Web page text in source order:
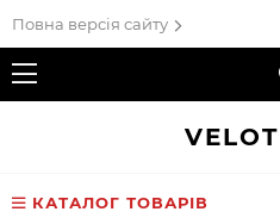
Повна версія сайту
VELO
КАТАЛОГ ТОВАРІВ